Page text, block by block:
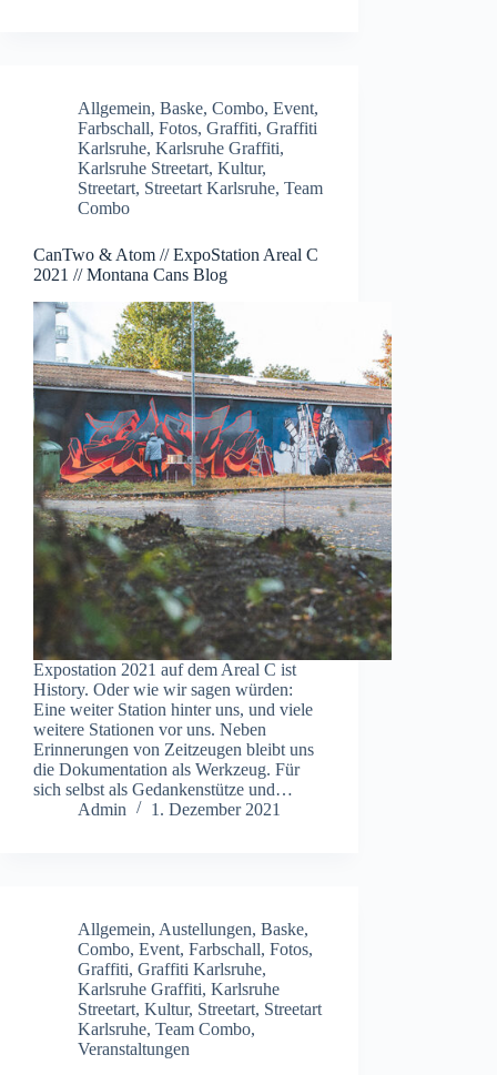
Allgemein, Baske, Combo, Event,
Farbschall, Fotos, Graffiti, Graffiti
Karlsruhe, Karlsruhe Graffiti,
Karlsruhe Streetart, Kultur,
Streetart, Streetart Karlsruhe, Team
Combo
CanTwo & Atom // ExpoStation Areal C
2021 // Montana Cans Blog
Expostation 2021 auf dem Areal C ist
History. Oder wie wir sagen würden:
Eine weiter Station hinter uns, und viele
weitere Stationen vor uns. Neben
Erinnerungen von Zeitzeugen bleibt uns
die Dokumentation als Werkzeug. Für
sich selbst als Gedankenstütze und…
Admin
1. Dezember 2021
Allgemein, Austellungen, Baske,
Combo, Event, Farbschall, Fotos,
Graffiti, Graffiti Karlsruhe,
Karlsruhe Graffiti, Karlsruhe
Streetart, Kultur, Streetart, Streetart
Karlsruhe, Team Combo,
Veranstaltungen